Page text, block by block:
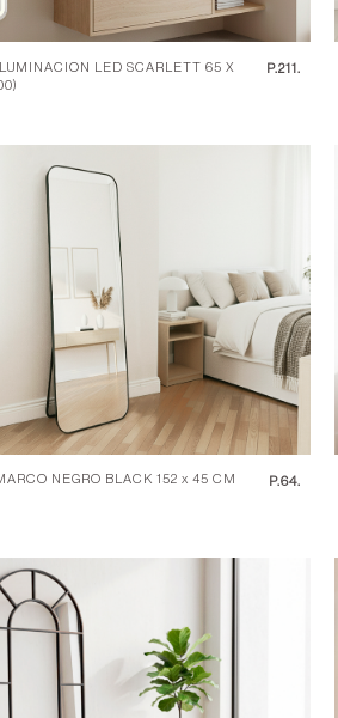
LED SCARLETT 65 X
P.211.
NEGRO BLACK 152 x 45 CM
P.64.